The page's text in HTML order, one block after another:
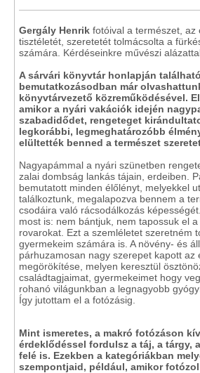
Gergály Henrik fotóival a természet, az
tisztéletét, szeretetét tolmácsolta a
számára. Kérdéseinkre művészi
A sárvári könyvtár honlapján található
bemutatkozásodban már
könyvtárvezető közreműködésével.
amikor a nyári vakációk idején
szabadidődet, rengeteget
legkorábbi, legmeghatározóbb
elültették benned a természet
Nagyapámmal a nyári szünetben
zalai dombság lankás tájain, erdeiben.
bemutatott minden élőlényt, melyekkel
találkoztunk, megalapozva bennem a
csodáira való rácsodálkozás
most is: nem bántjuk, nem tapossuk el a
rovarokat. Ezt a szemléletet szeretném
gyermekeim számára is. A növény- és
párhuzamosan nagy szerepet kapott az
megörökítése, melyen keresztül
családtagjaimat, gyermekeimet hogy
rohanó világunkban a legnagyobb
Így jutottam el a fotózásig.
Mint ismeretes, a makró fotózáson
érdeklődéssel fordulsz a táj, a tárgy,
felé is. Ezekben a kategóriákban
szempontjaid, például, amikor